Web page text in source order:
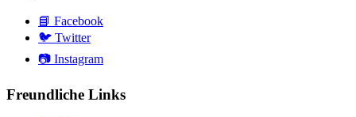
📘 Facebook
🐦 Twitter
📷 Instagram
Freundliche Links